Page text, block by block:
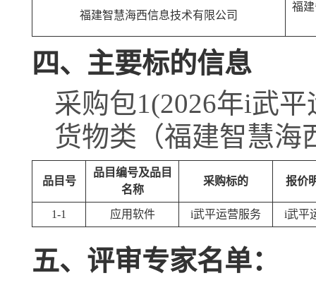
福建智慧海西信息技术有限公司
福
四、主要标的信息
采购包1(2026年i武
货物类（福建智慧海
品目号
品目编号及品目
名称
采购标的 报价
1-1 应用软件 i武平运营服务 i武平
五、评审专家名单：